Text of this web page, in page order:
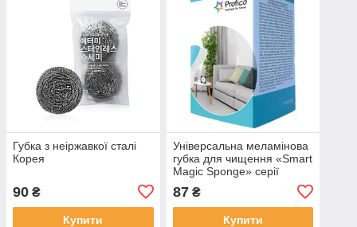
Губка з неіржавкої сталі
Корея
90 ₴
Купити
Універсальна меламінова
губка для чищення «Smart
Magic Sponge» серії
87₴
Купити